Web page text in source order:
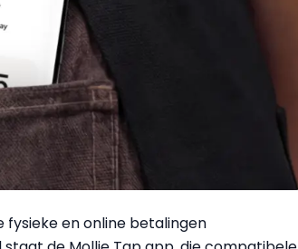
en online betalingen